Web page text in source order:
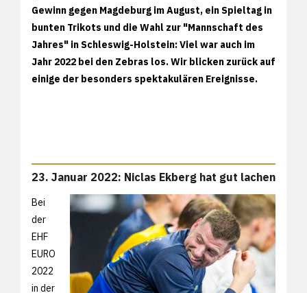
Gewinn gegen Magdeburg im August, ein Spieltag in
bunten Trikots und die Wahl zur "Mannschaft des
Jahres" in Schleswig-Holstein: Viel war auch im
Jahr 2022 bei den Zebras los. Wir blicken zurück auf
einige der besonders spektakulären Ereignisse.
23. Januar 2022: Niclas Ekberg hat gut lachen
Bei
der
EHF
EURO
2022
in der